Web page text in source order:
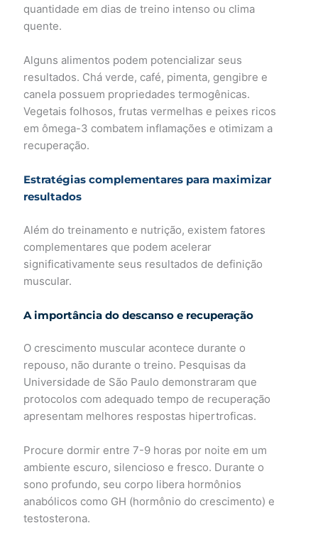
quantidade em dias de treino intenso ou clima
quente.
Alguns alimentos podem potencializar seus
resultados. Chá verde, café, pimenta, gengibre e
canela possuem propriedades termogênicas.
Vegetais folhosos, frutas vermelhas e peixes ricos
em ômega-3 combatem inflamações e otimizam a
recuperação.
Estratégias complementares para maximizar
resultados
Além do treinamento e nutrição, existem fatores
complementares que podem acelerar
significativamente seus resultados de definição
muscular.
A importância do descanso e recuperação
O crescimento muscular acontece durante o
repouso, não durante o treino. Pesquisas da
Universidade de São Paulo demonstraram que
protocolos com adequado tempo de recuperação
apresentam melhores respostas hipertroficas.
Procure dormir entre 7-9 horas por noite em um
ambiente escuro, silencioso e fresco. Durante o
sono profundo, seu corpo libera hormônios
anabólicos como GH (hormônio do crescimento) e
testosterona.